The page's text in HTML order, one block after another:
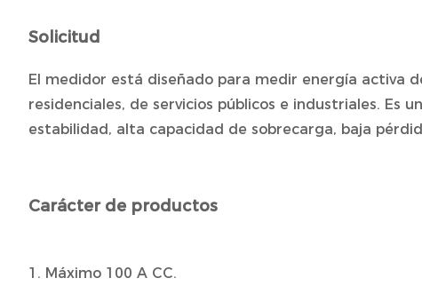
Solicitud
El medidor está diseñado para medir energía activa
residenciales, de servicios públicos e industriales. Es
estabilidad, alta capacidad de sobrecarga, baja
Carácter de productos
1. Máximo 100 A CC.